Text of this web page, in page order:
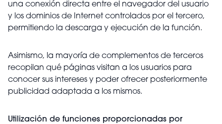
una conexión directa entre el navegador del usuario
y los dominios de Internet controlados por el tercero,
permitiendo la descarga y ejecución de la función.
Asimismo, la mayoría de complementos de terceros
recopilan qué páginas visitan a los usuarios para
conocer sus intereses y poder ofrecer posteriormente
publicidad adaptada a los mismos.
Utilización de funciones proporcionadas por